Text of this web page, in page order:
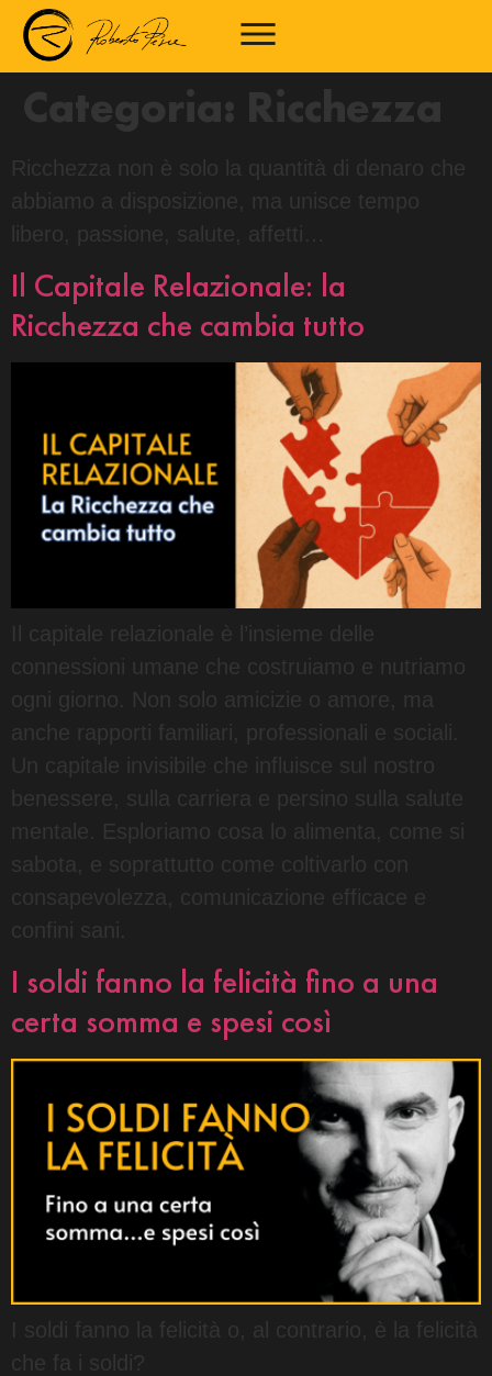
Categoria: Ricchezza
Ricchezza non è solo la quantità di denaro che
abbiamo a disposizione, ma unisce tempo
libero, passione, salute, affetti…
Il Capitale Relazionale: la
Ricchezza che cambia tutto
Il capitale relazionale è l’insieme delle
connessioni umane che costruiamo e nutriamo
ogni giorno. Non solo amicizie o amore, ma
anche rapporti familiari, professionali e sociali.
Un capitale invisibile che influisce sul nostro
benessere, sulla carriera e persino sulla salute
mentale. Esploriamo cosa lo alimenta, come si
sabota, e soprattutto come coltivarlo con
consapevolezza, comunicazione efficace e
confini sani.
I soldi fanno la felicità fino a una
certa somma e spesi così
I soldi fanno la felicità o, al contrario, è la felicità
che fa i soldi?